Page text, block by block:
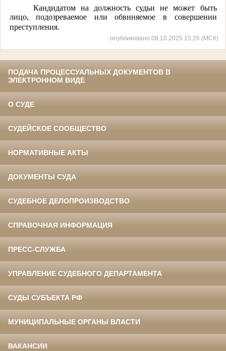
Кандидатом на должность судьи не может быть
лицо, подозреваемое или обвиняемое в совершении
преступления.
опубликовано 08.10.2025 15:26 (МСК)
ПОДАЧА ПРОЦЕССУАЛЬНЫХ ДОКУМЕНТОВ В
ЭЛЕКТРОННОМ ВИДЕ
О СУДЕ
СУДЕЙСКОЕ СООБЩЕСТВО
НОРМАТИВНЫЕ АКТЫ
ДОКУМЕНТЫ СУДА
СУДЕБНОЕ ДЕЛОПРОИЗВОДСТВО
СПРАВОЧНАЯ ИНФОРМАЦИЯ
ПРЕСС-СЛУЖБА
УПРАВЛЕНИЕ СУДЕБНОГО ДЕПАРТАМЕНТА
СУДЫ СУБЪЕКТА РФ
МУНИЦИПАЛЬНЫЕ ОРГАНЫ ВЛАСТИ
ВАКАНСИИ